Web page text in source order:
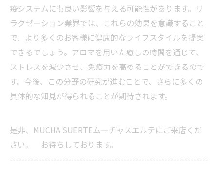
疫システムにも良い影響を与える可能性があります。リ
ラクゼーション業界では、これらの効果を意識すること
で、より多くのお客様に健康的なライフスタイルを提案
できるでしょう。アロマを用いた癒しの時間を通じて、
ストレスを減少させ、免疫力を高めることができるので
す。今後、この分野の研究が進むことで、さらに多くの
具体的な知見が得られることが期待されます。
是非、MUCHA SUERTEムーチャスエルテにご来店くだ
さい。 お待ちしております。
--------------------------------------------------------------------